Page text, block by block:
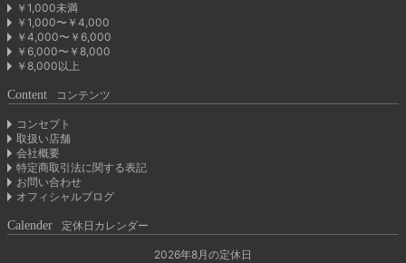
￥1,000未満
￥1,000〜￥4,000
￥4,000〜￥6,000
￥6,000〜￥8,000
￥8,000以上
Content コンテンツ
コンセプト
取扱い店舗
会社概要
特定商取引法に関する表記
お問い合わせ
オフィシャルブログ
Calender 定休日カレンダー
2026年8月の定休日